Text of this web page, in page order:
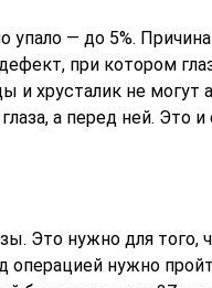
упало — до 5%.
при котором
хрусталик не могут
а перед ней. Это и
Это нужно для того,
нужно